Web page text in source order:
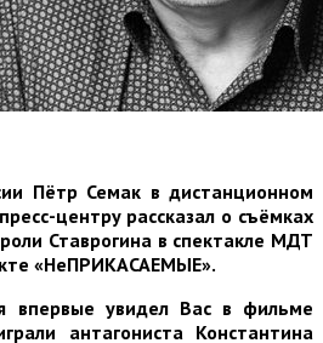
Пётр Семак в дистанционном
центру рассказал о съёмках
Ставрогина в спектакле МДТ
«НеПРИКАСАЕМЫЕ».
впервые увидел Вас в фильме
антагониста Константина